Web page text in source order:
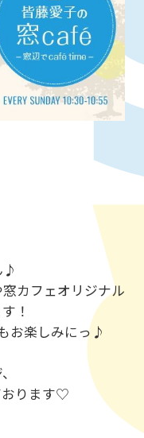
♪
カフェオリジナル
！
お楽しみにっ♪
おります♡